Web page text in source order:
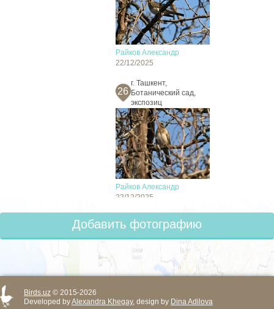
Райков Александр
22/12/2025
26
г. Ташкент,
Ботанический сад,
экспозиц
Райков Александр
22/12/2025
Добавить фотографию
Birds.uz © 2015-2026
Developed byAlexandra Khegay, design by Dina Adilova